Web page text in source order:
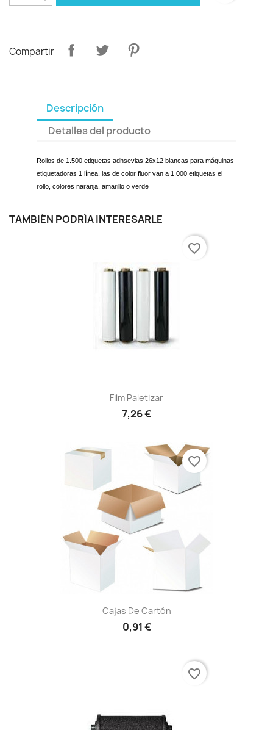
Compartir
Descripción
Detalles del producto
Rollos de 1.500 etiquetas adhsevias 26x12 blancas para máquinas
etiquetadoras 1 línea, las de color fluor van a 1.000 etiquetas el
rollo, colores naranja, amarillo o verde
TAMBIÉN PODRÍA INTERESARLE
Film Paletizar
7,26 €
favorite_border
Cajas De Cartón
0,91 €
favorite_border
favorite_border